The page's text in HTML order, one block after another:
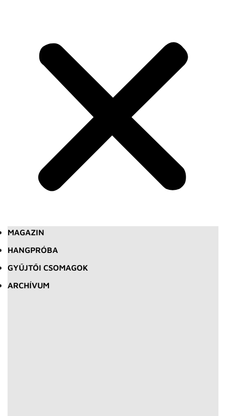
MAGAZIN
HANGPRÓBA
GYŰJTŐI CSOMAGOK
ARCHÍVUM